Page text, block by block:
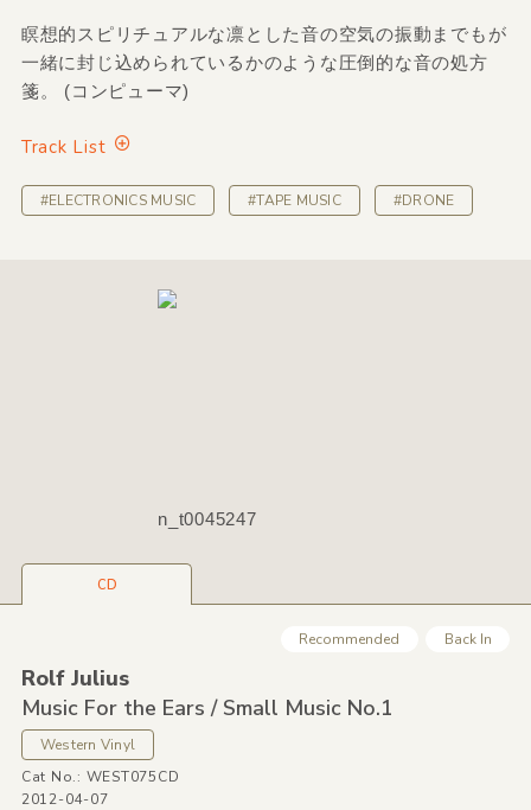
瞑想的スピリチュアルな凛とした音の空気の振動までもが
一緒に封じ込められているかのような圧倒的な音の処方
箋。 (コンピューマ)
Track List
#ELECTRONICS MUSIC #TAPE MUSIC #DRONE
n_t0045247
CD
Recommended Back In
Rolf Julius
Music For the Ears /Small Music No.1
Western Vinyl
Cat No.: WEST075CD
2012-04-07